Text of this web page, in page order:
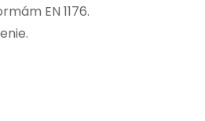
EN 1176.